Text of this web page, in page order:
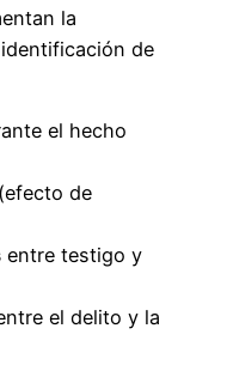
la
de
el hecho
(efecto de
entre testigo y
el delito y la